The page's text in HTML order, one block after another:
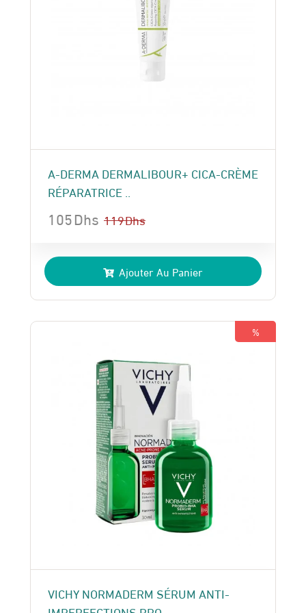
A-DERMA DERMALIBOUR+ CICA-CRÈME
RÉPARATRICE ..
119Dhs
prix
initial
était :
119 Dhs.
105Dhs
prix
actuel
est :
105 Dhs.
Ajouter Au Panier
%
VICHY NORMADERM SÉRUM ANTI-